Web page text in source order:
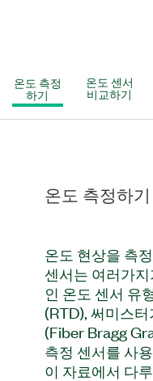
온도 측정
하기
온도 센서
비교하기
온도 측정하기
온도 현상을 측
센서는 여러가
인 온도 센서 유
(RTD), 써미스
(Fiber Bragg
측정 센서를 사
이 자료에서 다